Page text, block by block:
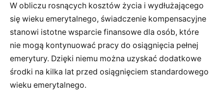
W obliczu rosnących kosztów życia i wydłużającego
się wieku emerytalnego, świadczenie kompensacyjne
stanowi istotne wsparcie finansowe dla osób, które
nie mogą kontynuować pracy do osiągnięcia pełnej
emerytury. Dzięki niemu można uzyskać dodatkowe
środki na kilka lat przed osiągnięciem standardowego
wieku emerytalnego.